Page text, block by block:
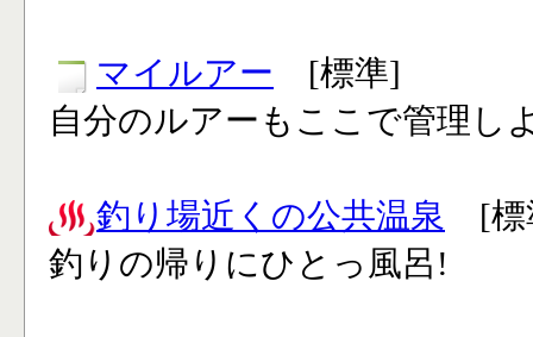
マイルアー [標準]
自分のルアーもここで管理し
釣り場近くの公共温泉 [標
釣りの帰りにひとっ風呂!